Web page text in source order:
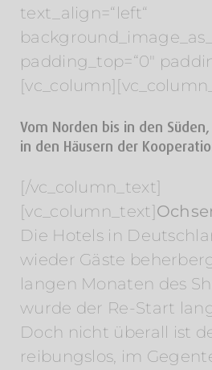
text_align=“left“
padding_top=“0″
Vom Norden bis in den
in den Häusern der
[/vc_column_text]
[vc_column_text]
Die Hotels in
wieder Gäste
langen Monaten des
wurde der Re-Start
Doch nicht überall ist
reibungslos, im